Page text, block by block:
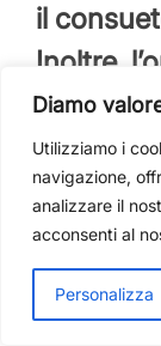
Diamo
Utilizziamo i
navigazione,
analizzare il
acconsenti al
Personalizza
il
Inoltre,
Chiusure
Si ricorda,
Point, il Call
Raccolta